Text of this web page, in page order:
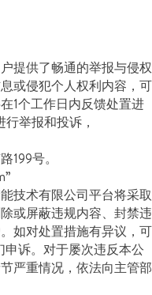
提供了畅通的举报与侵权
或侵犯个人权利内容，可
1个工作日内反馈处置进
举报和投诉，
199号。
技术有限公司平台将采取
或屏蔽违规内容、封禁违
如对处置措施有异议，可
申诉。对于屡次违反本公
严重情况，依法向主管部